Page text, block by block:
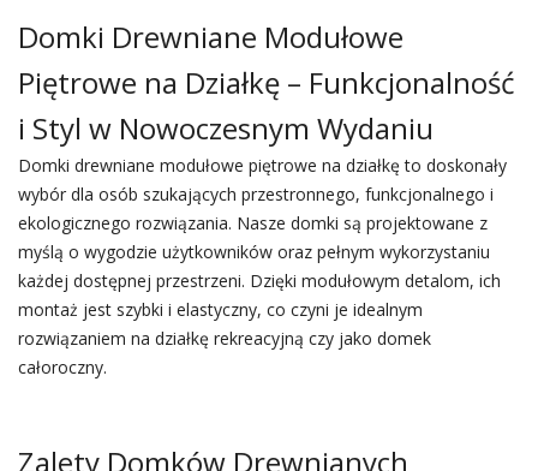
Domki Drewniane Modułowe
Piętrowe na Działkę – Funkcjonalność
i Styl w Nowoczesnym Wydaniu
Domki drewniane modułowe piętrowe na działkę to doskonały
wybór dla osób szukających przestronnego, funkcjonalnego i
ekologicznego rozwiązania. Nasze domki są projektowane z
myślą o wygodzie użytkowników oraz pełnym wykorzystaniu
każdej dostępnej przestrzeni. Dzięki modułowym detalom, ich
montaż jest szybki i elastyczny, co czyni je idealnym
rozwiązaniem na działkę rekreacyjną czy jako domek
całoroczny.
Zalety Domków Drewnianych